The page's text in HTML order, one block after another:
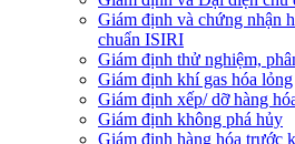
Giám định và chứng nhận
chuẩn ISIRI
Giám định thử nghiệm,
Giám định khí gas hóa lỏng
Giám định xếp/ dỡ hàng
Giám định không phá hủy
Giám định hàng hóa trước